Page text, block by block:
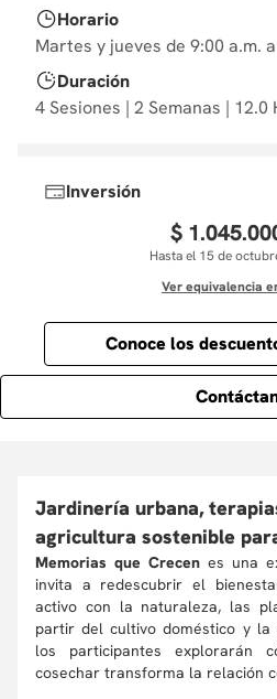
Horario
Martes y jueves de 9:00 a.m.
Duración
4 Sesiones | 2 Semanas | 12.0
Inversión
$ 1.045.
Hasta el 15 de
Ver equivalencia
Conoce los
Jardinería urbana,
agricultura sostenible
Memorias que Crecen es una
invita a redescubrir el
activo con la naturaleza, las
partir del cultivo doméstico y la
los participantes explorarán
cosechar transforma la relación